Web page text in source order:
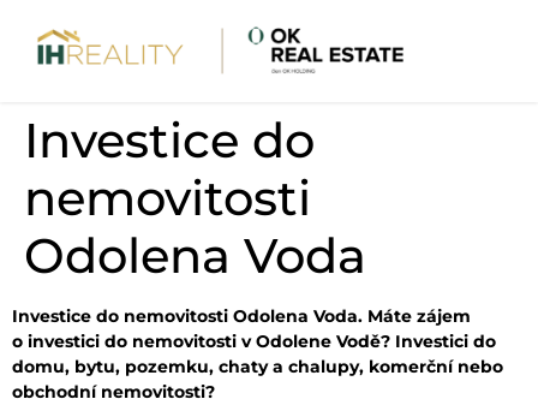
Investice do
nemovitosti
Odolena Voda
Investice do nemovitosti Odolena Voda. Máte zájem
o investici do nemovitosti v Odolene Vodě? Investici do
domu, bytu, pozemku, chaty a chalupy, komerční nebo
obchodní nemovitosti?